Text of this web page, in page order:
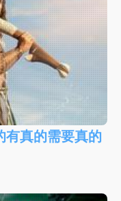
有真的需要真的